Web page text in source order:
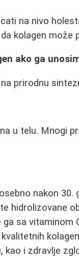
na nivo
kolagen može
ako ga
prirodnu
u telu. Mnogi
nakon 30.
hidrolizovane
sa vitaminom
kao i zdravlje